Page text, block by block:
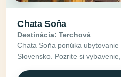
Chata Soňa
Destinácia: Terchová
Chata Soňa ponúka
Slovensko. Pozrite si